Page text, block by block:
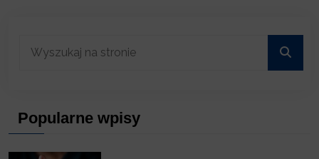
Popularne wpisy